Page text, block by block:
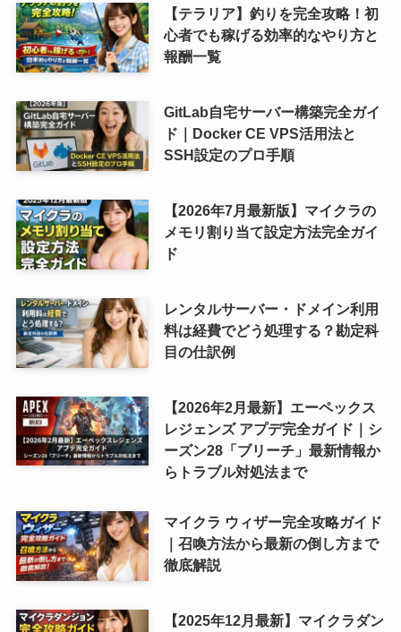
【テラリア】釣りを完全攻略！初
心者でも稼げる効率的なやり方と
報酬一覧
GitLab自宅サーバー構築完全ガイ
ド｜Docker CE VPS活用法と
SSH設定のプロ手順
【2026年7月最新版】マイクラの
メモリ割り当て設定方法完全ガイ
ド
レンタルサーバー・ドメイン利用
料は経費でどう処理する？勘定科
目の仕訳例
【2026年2月最新】エーペックス
レジェンズ アプデ完全ガイド｜シ
ーズン28「ブリーチ」最新情報か
らトラブル対処法まで
マイクラ ウィザー完全攻略ガイド
｜召喚方法から最新の倒し方まで
徹底解説
【2025年12月最新】マイクラダン